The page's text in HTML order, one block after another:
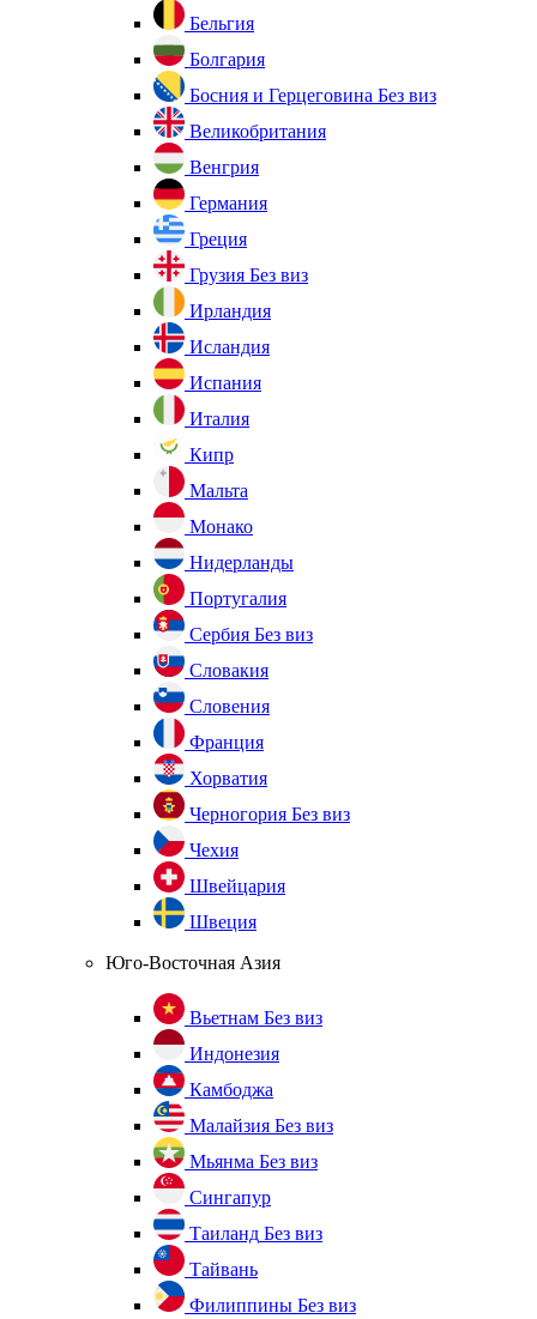
Бельгия
Болгария
Босния и Герцеговина Без виз
Великобритания
Венгрия
Германия
Греция
Грузия Без виз
Ирландия
Исландия
Испания
Италия
Кипр
Мальта
Монако
Нидерланды
Португалия
Сербия Без виз
Словакия
Словения
Франция
Хорватия
Черногория Без виз
Чехия
Швейцария
Швеция
Юго-Восточная Азия
Вьетнам Без виз
Индонезия
Камбоджа
Малайзия Без виз
Мьянма Без виз
Сингапур
Таиланд Без виз
Тайвань
Филиппины Без виз